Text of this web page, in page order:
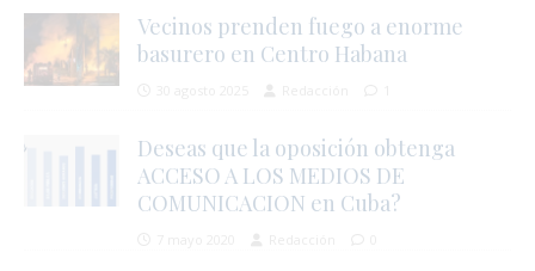
Vecinos prenden fuego a enorme
basurero en Centro Habana
Deseas que la oposición obtenga
ACCESO A LOS MEDIOS DE
COMUNICACION en Cuba?